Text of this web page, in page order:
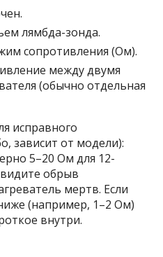
лямбда-зонда.
сопротивления (Ом).
между двумя
(обычно отдельная
исправного
зависит от модели):
5–20 Ом для 12-
обрыв
мертв. Если
(например, 1–2 Ом)
внутри.